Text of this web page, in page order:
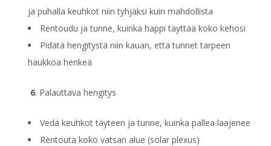
ja puhalla keuhkot niin tyhjäksi kuin mahdollista
Rentoudu ja tunne, kuinka happi täyttää koko kehosi
Pidätä hengitystä niin kauan, että tunnet tarpeen
haukkoa henkeä
6. Palauttava hengitys
Vedä keuhkot täyteen ja tunne, kuinka pallea laajenee
Rentouta koko vatsan alue (solar plexus)